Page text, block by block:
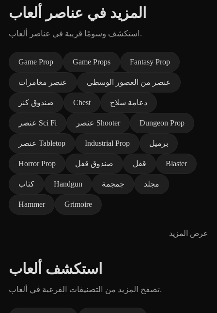
المزيد في عناصر ألعاب
استكشف وسومًا قريبة في عناصر ألعاب.
Game Prop Game Props Fantasy Prop
عنصر مغامرات عنصر من العصور الوسطى
صندوق كنز Chest دعامة سلاح
عنصر Sci Fi عنصر Shooter Dungeon Prop
عنصر Tabletop Industrial Prop برميل
Horror Prop صندوق قفل قفل Blaster
كتاب Handgun جمجمة مجلد
Hammer Grimoire
عرض المزيد
استكشف ألعاب
تصفح المزيد من التصنيفات الفرعية في ألعاب.